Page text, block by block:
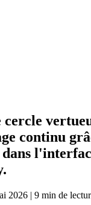
continu
2026 | 9 min de